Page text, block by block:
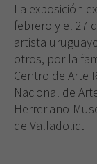
La exposición
febrero y el 27
artista
otros, por la
Centro de Arte
Nacional de
Herreriano-
de Valladolid.